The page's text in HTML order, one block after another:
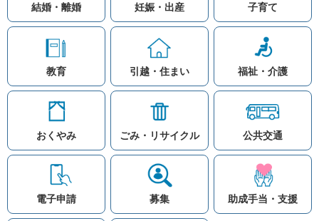
知りたい情報を検索
結婚・離婚 妊娠・出産 子育て
教育 引越・住まい 福祉・介護
おくやみ ごみ・リサイクル 公共交通
電子申請 募集 助成手当・支援
お問い合わせ
リンク集
このホームページ
著作権と免責事項につ
プライバシーポリシー